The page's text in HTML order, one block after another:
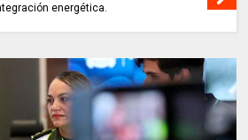
Larrahondo Cardona